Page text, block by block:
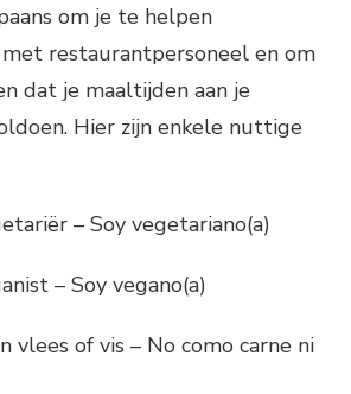
om je te helpen
restaurantpersoneel en om
dat je maaltijden aan je
Hier zijn enkele nuttige
– Soy vegetariano(a)
– Soy vegano(a)
vlees of vis – No como carne ni